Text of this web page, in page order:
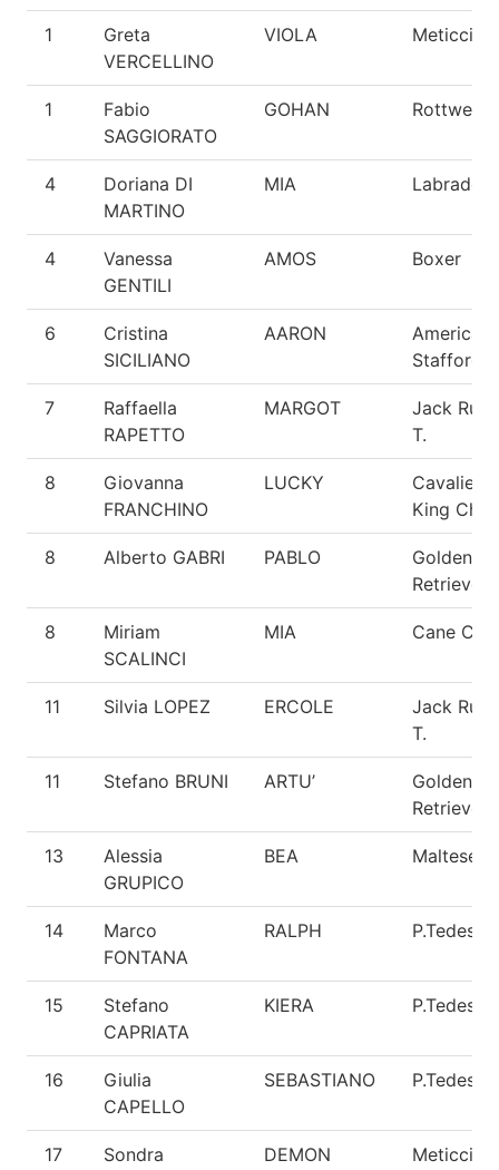
1
Greta
VERCELLINO
VIOLA Meticcio
1
Fabio
SAGGIORATO
GOHAN Rottweiler
4
Doriana DI
MARTINO
MIA Labrador
4
Vanessa
GENTILI
AMOS Boxer
6
Cristina
SICILIANO
AARON
American
7
Raffaella
RAPETTO
MARGOT
Jack
T.
8
Giovanna
FRANCHINO
LUCKY
Cavalier
King
8 Alberto GABRI PABLO
Golden
Retriever
8
Miriam
SCALINCI
MIA Cane
11 Silvia LOPEZ ERCOLE
Jack
T.
11 Stefano BRUNI ARTU’
Golden
Retriever
13
Alessia
GRUPICO
BEA Maltese
14
Marco
FONTANA
RALPH P.Tedesco
15
Stefano
CAPRIATA
KIERA P.Tedesco
16
Giulia
CAPELLO
SEBASTIANO P.Tedesco
17
Sondra
DEMON Meticcio